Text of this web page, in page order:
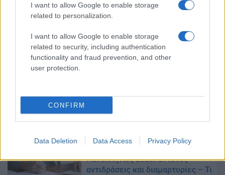
I want to allow Google to enable storage
related to personalization.
I want to allow Google to enable storage
related to security, including authentication
functionality and fraud prevention, and other
user protection.
CONFIRM
Data Deletion Data Access Privacy Policy
θέματα και τις απαντήσεις για
Αρχαία, Μαθηματικά, Βιολογία
04/06/2024 - 10:20
Μαθηματικά, Βιολογία
Πανελλήνιες 2023: Έντονες
αντιδράσεις και διαμαρτυρίες – Τι